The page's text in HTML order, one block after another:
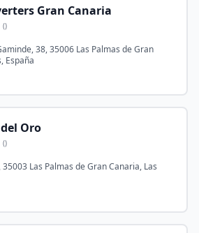
Gran Canaria
()
38, 35006 Las Palmas de Gran
España
Oro
()
Las Palmas de Gran Canaria, Las